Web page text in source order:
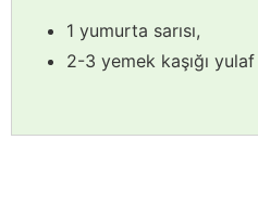
1 yumurta sarısı,
2-3 yemek kaşığı